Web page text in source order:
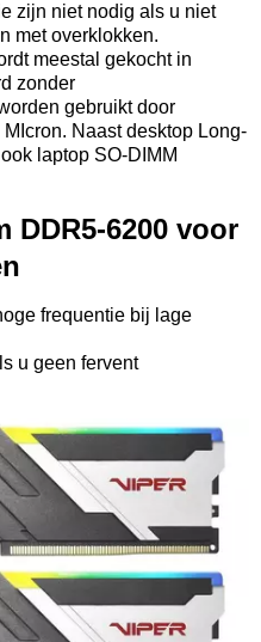
zijn niet nodig als u niet
met overklokken.
meestal gekocht in
zonder
gebruikt door
Naast desktop Long-
laptop SO-DIMM
DDR5-6200 voor
frequentie bij lage
u geen fervent